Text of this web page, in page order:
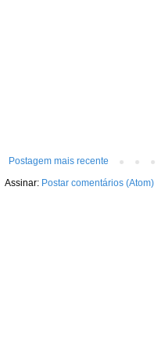
Postagem mais recente
Assinar: Postar comentários (Atom)